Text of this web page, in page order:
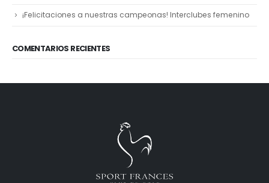
¡Felicitaciones a nuestras campeonas! Interclubes femenino
COMENTARIOS RECIENTES